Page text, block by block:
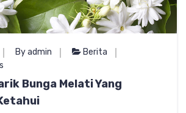
By admin
Berita
Bunga Melati Yang